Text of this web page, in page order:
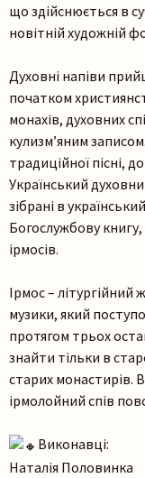
що здійснюється в
новітній художній
Духовні напіви
початком
монахів, духовних
кулизм’яним
традиційної пісні,
Український
зібрані в
Богослужбову книгу,
ірмосів.
Ірмос – літургійний
музики, який
протягом трьох
знайти тільки в
старих монастирів.
ірмолойний спів
Виконавці:
Наталія Половинка